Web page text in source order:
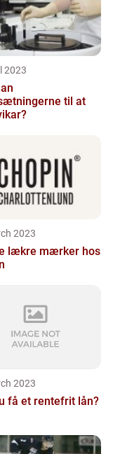
2023
til at
2023
lækre mærker hos
2023
få et rentefrit lån?